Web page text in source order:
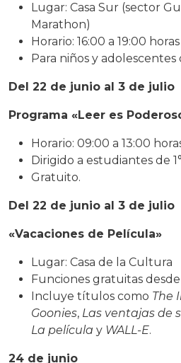
Lugar: Casa Sur (sector
Marathon)
Horario: 16:00 a 19:00 horas
Para niños y adolescentes
Del 22 de junio al 3 de julio
Programa «Leer es
Horario: 09:00 a 13:00
Dirigido a estudiantes de
Gratuito.
Del 22 de junio al 3 de julio
«Vacaciones de Película»
Lugar: Casa de la Cultura
Funciones gratuitas desde
Incluye títulos como The
Goonies, Las ventajas de
La película y WALL-E.
24 de junio